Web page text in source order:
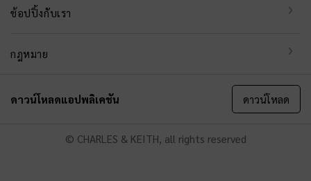
ช้อปปิ้งกับเรา
กฎหมาย
ดาวน์โหลดแอปพลิเคชัน ดาวน์โหลด
© CHARLES & KEITH, all rights reserved